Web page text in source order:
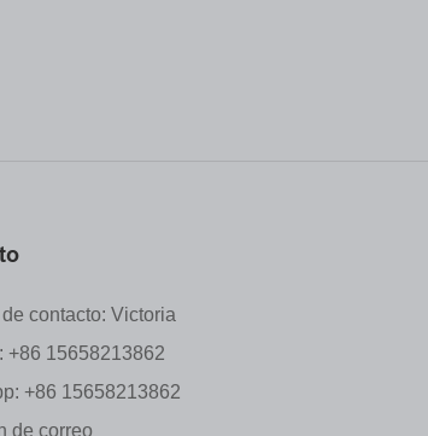
contacto: Victoria
+86 15658213862
+86 15658213862
de correo